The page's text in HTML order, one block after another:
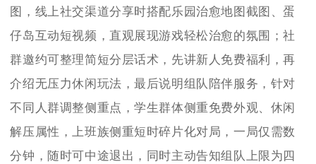
图，线上社交渠道分享时搭配乐园治愈地图截图、蛋
仔岛互动短视频，直观展现游戏轻松治愈的氛围；社
群邀约可整理简短分层话术，先讲新人免费福利，再
介绍无压力休闲玩法，最后说明组队陪伴服务，针对
不同人群调整侧重点，学生群体侧重免费外观、休闲
解压属性，上班族侧重短时碎片化对局，一局仅需数
分钟，随时可中途退出，同时主动告知组队上限为四